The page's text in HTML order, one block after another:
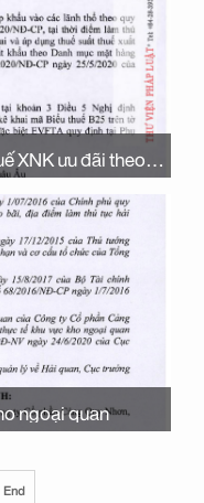
XNK ưu đãi theo
ngoại quan
End